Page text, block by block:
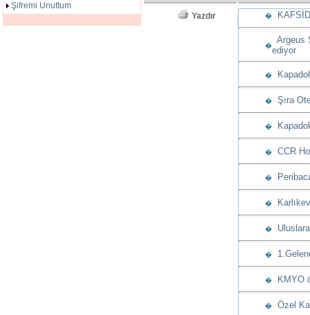
Şifremi Unuttum
Yazdır �
�
Argeus
ediyor
�
� Şıra
�
� CCR
�
�
�
�
� KMYO
� Özel